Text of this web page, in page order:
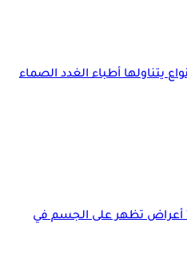
علامات تدل أنك مريض- 7 أعراض تظهر على الجسم في